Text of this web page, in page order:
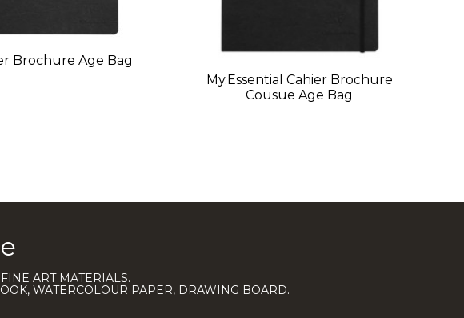
Brochure Age Bag
My.Essential Cahier Brochure
Cousue Age Bag
ART MATERIALS.
WATERCOLOUR PAPER, DRAWING BOARD.